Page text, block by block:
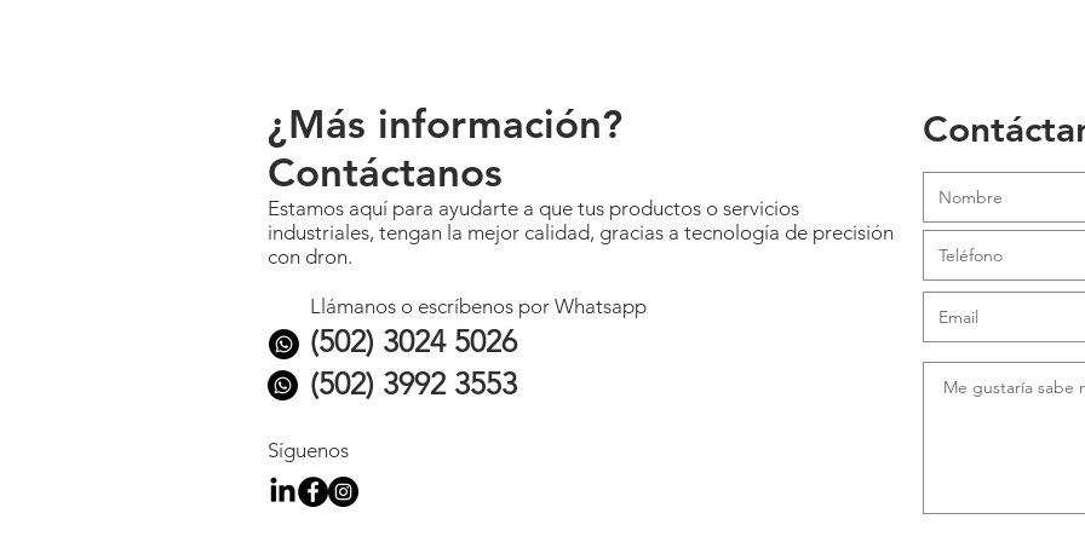
¿Más información?
Contáctanos
Estamos aquí para ayudarte a que tus productos o servicios
industriales, tengan la mejor calidad, gracias a tecnología de precisión
con dron.
Llámanos o escríbenos por Whatsapp
(502) 3024 5026
(502) 3992 3553
Síguenos